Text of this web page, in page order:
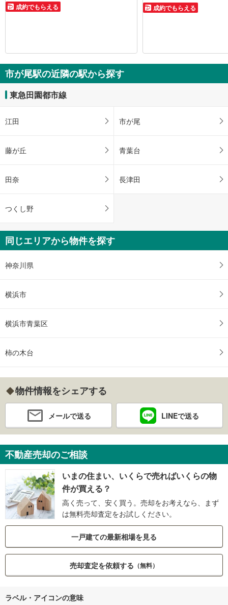
成約でもらえる 成約でもらえる
市が尾駅の近隣の駅から探す
東急田園都市線
江田 市が尾
藤が丘 青葉台
田奈 長津田
つくし野
同じエリアから物件を探す
神奈川県
横浜市
横浜市青葉区
柿の木台
物件情報をシェアする
メールで送る LINEで送る
不動産売却のご相談
いまの住まい、いくらで売ればいくらの物
件が買える？
高く売って、安く買う。売却をお考えなら、まず
は無料売却査定をお試しください。
一戸建ての最新相場を見る
売却査定を依頼する （無料）
ラベル・アイコンの意味